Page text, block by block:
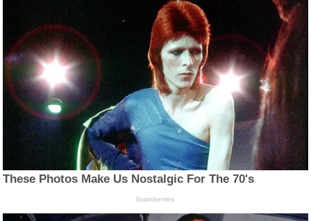
These Photos Make Us Nostalgic For The 70's
Brainberries